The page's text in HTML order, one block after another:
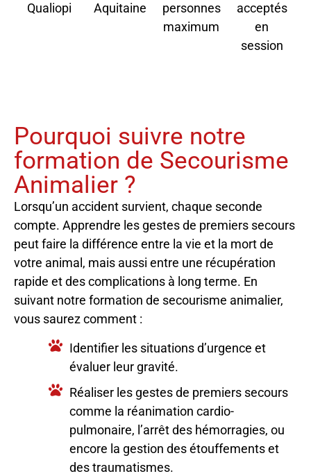
Qualiopi
Aquitaine
personnes
maximum
acceptés
en
session
Pourquoi suivre notre
formation de Secourisme
Animalier ?
Lorsqu’un accident survient, chaque seconde
compte. Apprendre les gestes de premiers secours
peut faire la différence entre la vie et la mort de
votre animal, mais aussi entre une récupération
rapide et des complications à long terme. En
suivant notre formation de secourisme animalier,
vous saurez comment :
Identifier les situations d’urgence et
évaluer leur gravité.
Réaliser les gestes de premiers secours
comme la réanimation cardio-
pulmonaire, l’arrêt des hémorragies, ou
encore la gestion des étouffements et
des traumatismes.